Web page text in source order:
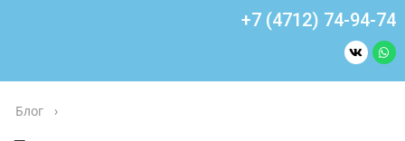
+7 (4712) 74-94-74
Блог ›